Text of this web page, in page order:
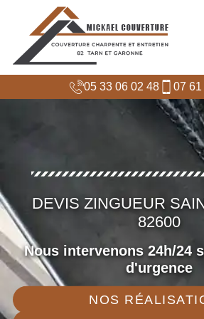
05 33 06 02 48 07 61
DEVIS ZINGUEUR
82600
Nous intervenons 24h/24
d'urgence
NOS